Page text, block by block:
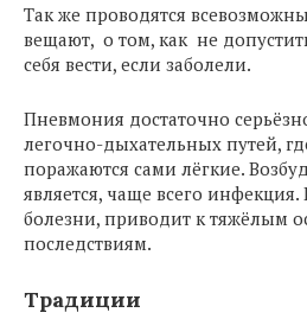
Так же проводятся
вещают, о том, как не
себя вести, если заболели.
Пневмония достаточно
легочно-дыхательных путей,
поражаются сами лёгкие.
является, чаще всего
болезни, приводит к тяжёлым
последствиям.
Традиции